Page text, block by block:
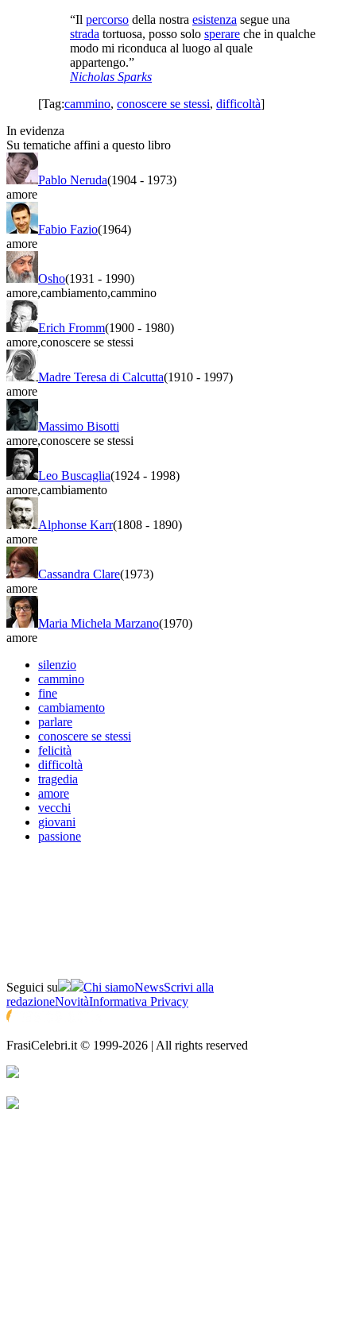
“Il percorso della nostra esistenza segue una
strada tortuosa, posso solo sperare che in qualche
modo mi riconduca al luogo al quale
appartengo.”
Nicholas Sparks
[Tag:cammino, conoscere se stessi, difficoltà]
In evidenza
Su tematiche affini a questo libro
Pablo Neruda(1904 - 1973)
amore
Fabio Fazio(1964)
amore
Osho(1931 - 1990)
amore,cambiamento,cammino
Erich Fromm(1900 - 1980)
amore,conoscere se stessi
Madre Teresa di Calcutta(1910 - 1997)
amore
Massimo Bisotti
amore,conoscere se stessi
Leo Buscaglia(1924 - 1998)
amore,cambiamento
Alphonse Karr(1808 - 1890)
amore
Cassandra Clare(1973)
amore
Maria Michela Marzano(1970)
amore
silenzio
cammino
fine
cambiamento
parlare
conoscere se stessi
felicità
difficoltà
tragedia
amore
vecchi
giovani
passione
Seguici su Chi siamoNewsScrivi alla
redazioneNovitàInformativa Privacy
FrasiCelebri.it © 1999-2026 | All rights reserved